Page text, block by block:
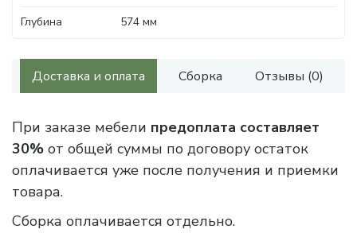
Глубина
574 мм
Доставка и оплата Сборка Отзывы (0)
При заказе мебели предоплата составляет
30% от общей суммы по договору остаток
оплачивается уже после получения и приемки
товара.
Сборка оплачивается отдельно.